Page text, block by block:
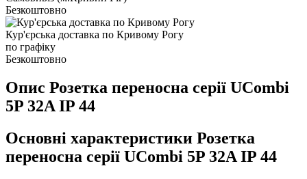
Безкоштовно
Кур'єрська доставка по Кривому Рогу
по графіку
Безкоштовно
Опис Розетка переносна серії UСombi
5P 32A IP 44
Основні характеристики Розетка
переносна серії UСombi 5P 32A IP 44